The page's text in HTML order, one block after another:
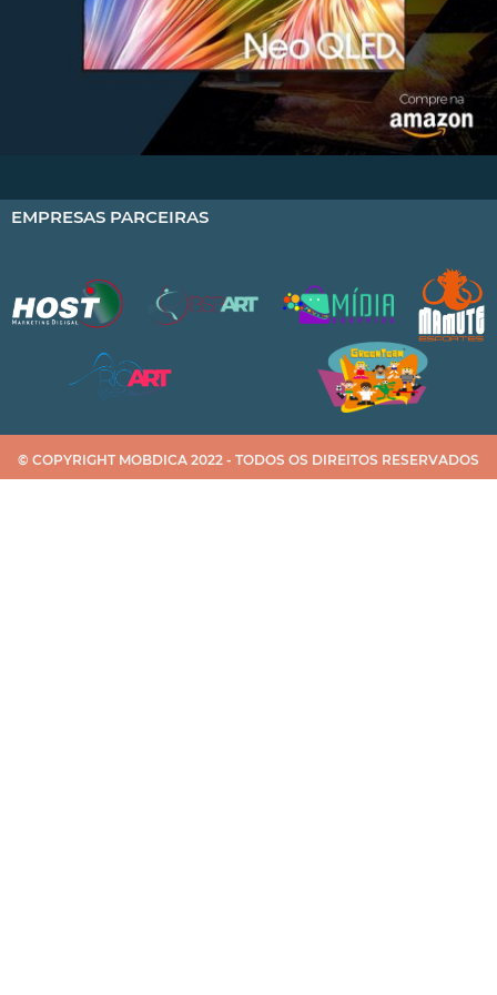
EMPRESAS PARCEIRAS
© COPYRIGHT MOBDICA 2022 - TODOS OS DIREITOS RESERVADOS